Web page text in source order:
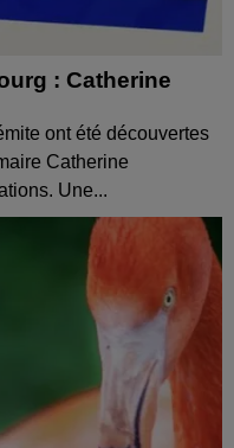
: Catherine
ont été découvertes
Catherine
Une...